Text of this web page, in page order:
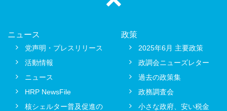
ニュース
党声明・プレスリリース
活動情報
ニュース
HRP NewsFile
核シェルター普及促進の
政策
2025年6月 主要政策
政調会ニューズレター
過去の政策集
政務調査会
小さな政府、安い税金